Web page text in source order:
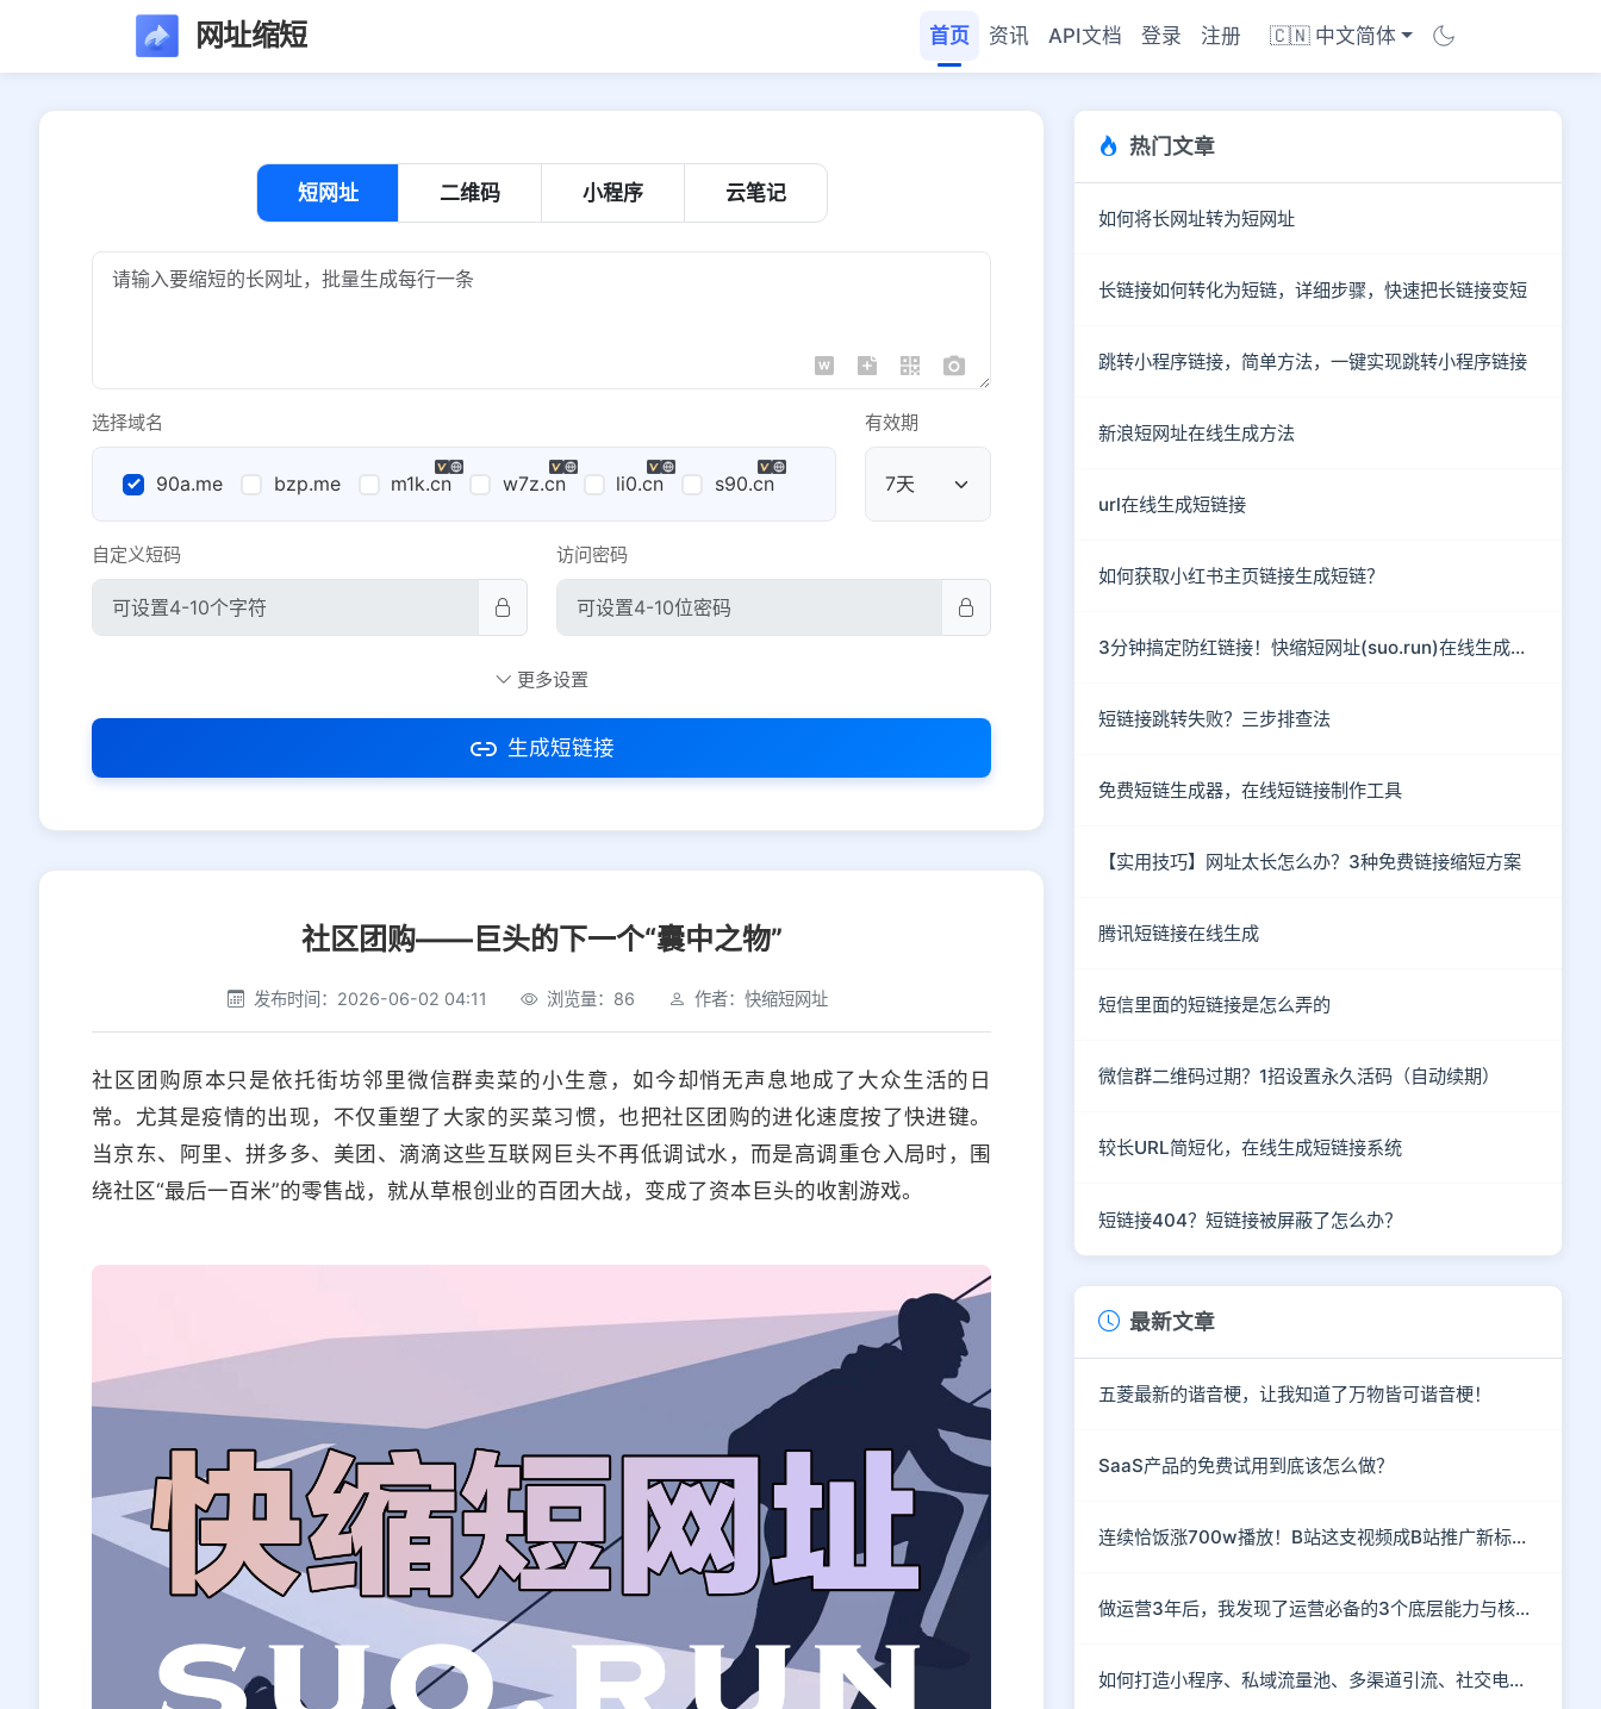
网址缩短 首页 资讯 API文档 登录 注册 🇨🇳 中文简体
短网址 二维码 小程序 云笔记
选择域名
90a.me bzp.me m1k.cn w7z.cn li0.cn s90.cn 公共域名
有效期
自定义短码 访问密码
社交平台 电商平台
选择防红平台类型，避免链接被拦截
平台设置
iOS Android PC 其他
更多设置
生成短链接
社区团购——巨头的下一个“囊中之物”
发布时间：2026-06-02 04:11 浏览量：86 作者：快缩短网址
社区团购原本只是依托街坊邻里微信群卖菜的小生意，如今却悄无声息地成了大众生活的日
常。尤其是疫情的出现，不仅重塑了大家的买菜习惯，也把社区团购的进化速度按了快进键。
当京东、阿里、拼多多、美团、滴滴这些互联网巨头不再低调试水，而是高调重仓入局时，围
绕社区“最后一百米”的零售战，就从草根创业的百团大战，变成了资本巨头的收割游戏。
热门文章
如何将长网址转为短网址
长链接如何转化为短链，详细步骤，快速把长链接变短
跳转小程序链接，简单方法，一键实现跳转小程序链接
新浪短网址在线生成方法
url在线生成短链接
如何获取小红书主页链接生成短链？
3分钟搞定防红链接！快缩短网址(suo.run)在线生成指南
短链接跳转失败？三步排查法
免费短链生成器，在线短链接制作工具
【实用技巧】网址太长怎么办？3种免费链接缩短方案
腾讯短链接在线生成
短信里面的短链接是怎么弄的
微信群二维码过期？1招设置永久活码（自动续期）
较长URL简短化，在线生成短链接系统
短链接404？短链接被屏蔽了怎么办？
最新文章
五菱最新的谐音梗，让我知道了万物皆可谐音梗！
SaaS产品的免费试用到底该怎么做？
连续恰饭涨700w播放！B站这支视频成B站推广新标杆！
做运营3年后，我发现了运营必备的3个底层能力与核心思维
如何打造小程序、私域流量池、多渠道引流、社交电商玩法？